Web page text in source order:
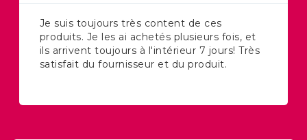
Je suis toujours très content de ces
produits. Je les ai achetés plusieurs fois, et
ils arrivent toujours à l'intérieur 7 jours! Très
satisfait du fournisseur et du produit.